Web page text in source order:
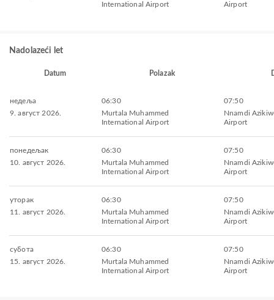
International Airport
Airport
Nadolazeći let
Datum Polazak
недеља
9. август 2026.
06:30
Murtala Muhammed
International Airport
07:50
Nnamdi
Airport
понедељак
10. август 2026.
06:30
Murtala Muhammed
International Airport
07:50
Nnamdi
Airport
уторак
11. август 2026.
06:30
Murtala Muhammed
International Airport
07:50
Nnamdi
Airport
субота
15. август 2026.
06:30
Murtala Muhammed
International Airport
07:50
Nnamdi
Airport